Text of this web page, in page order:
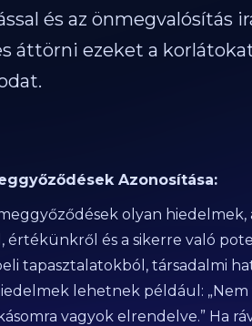
és az
áttörni ezeket a
Azonosítása:
olyan
értékünkről és a sikerre való
tapasztalatokból, társadalmi
lehetnek például: „Nem
vagyok elrendelve.” Ha